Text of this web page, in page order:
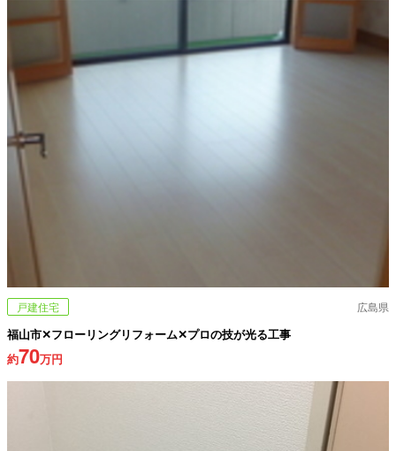
戸建住宅 広島県
福山市✕フローリングリフォーム✕プロの技が光る工事
約70万円